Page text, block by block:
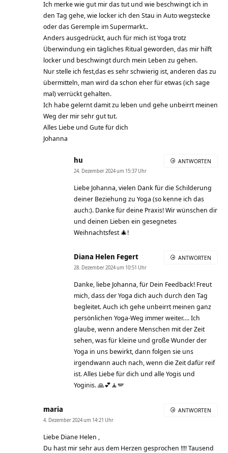
Ich merke wie gut mir das tut und wie beschwingt ich in
den Tag gehe, wie locker ich den Stau in Auto wegstecke
oder das Geremple im Supermarkt..
Anders ausgedrückt, auch für mich ist Yoga trotz
Überwindung ein tägliches Ritual geworden, das mir hilft
locker und beschwingt durch mein Leben zu gehen.
Nur stelle ich fest,das es sehr schwierig ist, anderen das zu
übermitteln, man wird da schon eher für etwas (ich sage
mal) verrückt gehalten.
Ich habe gelernt damit zu leben und gehe unbeirrt meinen
Weg der mir sehr gut tut.
Alles Liebe und Gute für dich
Johanna
hu
24. Dezember 2024 um 15:37 Uhr
Liebe Johanna, vielen Dank für die Schilderung
deiner Beziehung zu Yoga (so kenne ich das
auch:). Danke für deine Praxis! Wir wünschen dir
und deinen Lieben ein gesegnetes
Weihnachtsfest 🎄!
ANTWORTEN
Diana Helen Fegert
28. Dezember 2024 um 10:51 Uhr
Danke, liebe Johanna, für Dein Feedback! Freut
mich, dass der Yoga dich auch durch den Tag
begleitet. Auch ich gehe unbeirrt meinen ganz
persönlichen Yoga-Weg immer weiter…. Ich
glaube, wenn andere Menschen mit der Zeit
sehen, was für kleine und große Wunder der
Yoga in uns bewirkt, dann folgen sie uns
irgendwann auch nach, wenn die Zeit dafür reif
ist. Alles Liebe für dich und alle Yogis und
Yoginis. 🙏💕🧘🪽
ANTWORTEN
maria
4. Dezember 2024 um 14:21 Uhr
Liebe Diane Helen ,
Du hast mir sehr aus dem Herzen gesprochen !!!! Tausend
ANTWORTEN